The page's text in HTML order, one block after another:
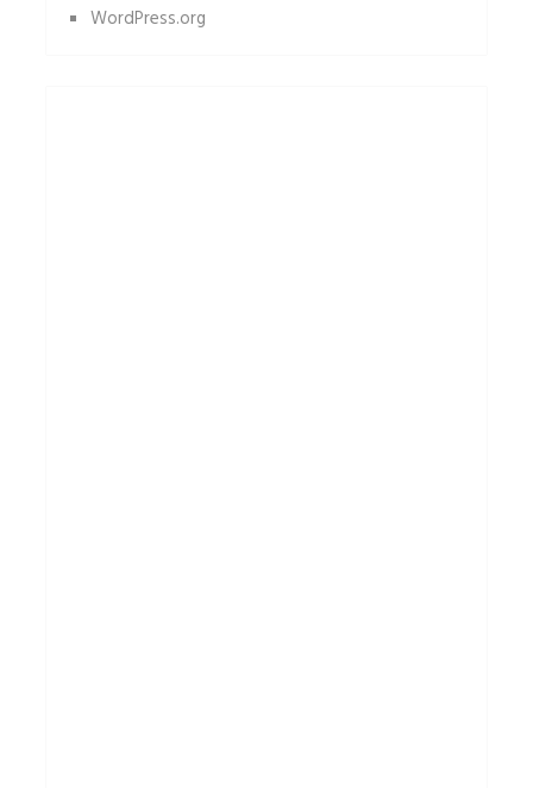
WordPress.org